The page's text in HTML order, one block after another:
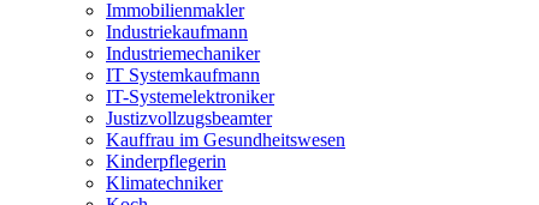
Immobilienmakler
Industriekaufmann
Industriemechaniker
IT Systemkaufmann
IT-Systemelektroniker
Justizvollzugsbeamter
Kauffrau im Gesundheitswesen
Kinderpflegerin
Klimatechniker